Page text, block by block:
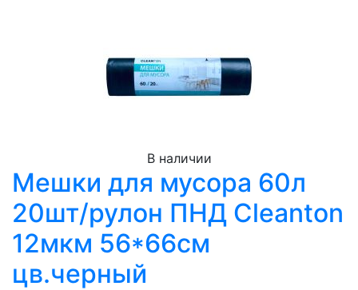
В наличии
Мешки для мусора 60л
20шт/рулон ПНД Cleanton
12мкм 56*66см
цв.черный